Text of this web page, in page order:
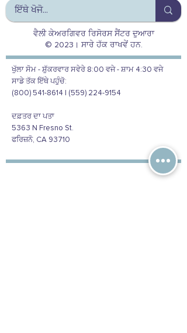
ਵੈਲੀ ਕੇਅਰਗਿਵਰ ਰਿਸੋਰਸ ਸੈਂਟਰ ਦੁਆਰਾ
© 2023। ਸਾਰੇ ਹੱਕ ਰਾਖਵੇਂ ਹਨ.
ਖੁੱਲਾ ਸੋਮ - ਸ਼ੁੱਕਰਵਾਰ ਸਵੇਰੇ 8:00 ਵਜੇ - ਸ਼ਾਮ 4:30 ਵਜੇ
ਸਾਡੇ ਤੱਕ ਇੱਥੇ ਪਹੁੰਚੋ:
(800) 541-8614 | (559) 224-9154
ਦਫ਼ਤਰ ਦਾ ਪਤਾ
5363 N Fresno St.
ਫਰਿਜ਼ਨੋ, CA 93710